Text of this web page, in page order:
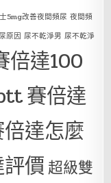
5mg改善夜間頻尿 夜間頻
原因 尿不乾淨男 尿不乾淨
倍達100
賽倍達
達怎麼
價超級雙